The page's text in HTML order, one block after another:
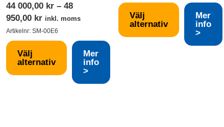
44 000,00 kr – 48
950,00 krPrisintervall:
44
000,00 kr
48
950,00 kr
inkl. moms
Artikelnr: SM-00E6
Välj
alternativ
Mer
info
>
Välj
alternativ
Mer
info
>